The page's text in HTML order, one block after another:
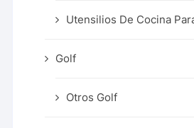
Utensilios De Cocina
Golf
Otros Golf